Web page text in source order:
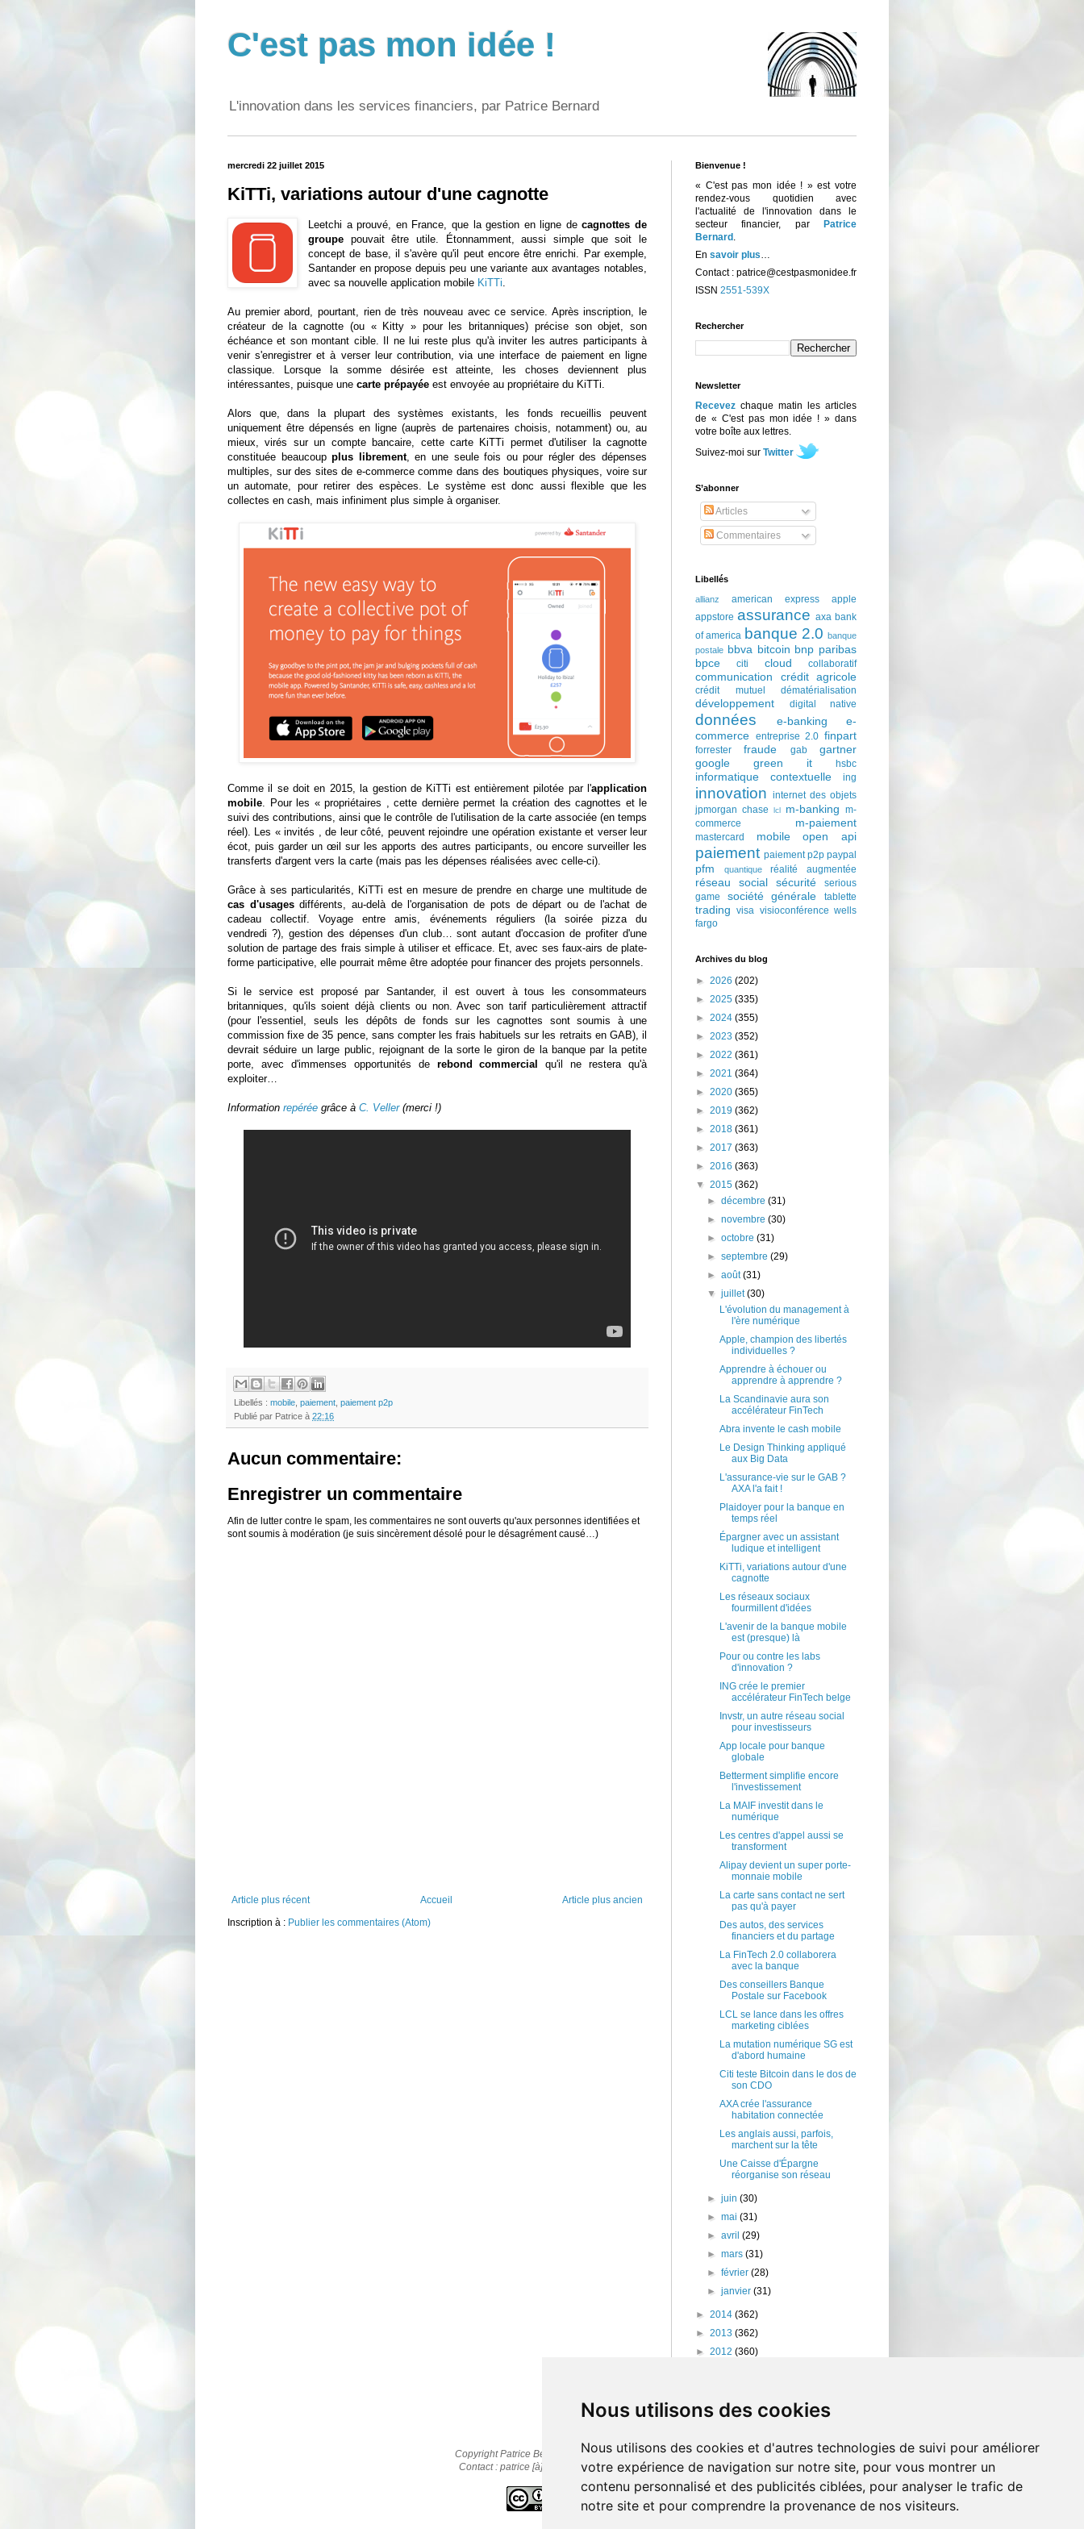
Nous utilisons des cookies
Nous utilisons des cookies et d'autres technologies de suivi pour améliorer
votre expérience de navigation sur notre site, pour vous montrer un
contenu personnalisé et des publicités ciblées, pour analyser le trafic de
notre site et pour comprendre la provenance de nos visiteurs.
C'est pas mon idée !
L'innovation dans les services financiers, par Patrice Bernard
mercredi 22 juillet 2015
KiTTi, variations autour d'une cagnotte
Leetchi a prouvé, en France, que la gestion en ligne decagnottes de
groupe pouvait être utile. Étonnamment, aussi simple que soit le
concept de base, il s'avère qu'il peut encore être enrichi. Par exemple,
Santander en propose depuis peu une variante aux avantages notables,
avec sa nouvelle application mobile KiTTi.
Au premier abord, pourtant, rien de très nouveau avec ce service. Après inscription, le
créateur de la cagnotte (ou « Kitty » pour les britanniques) précise son objet, son
échéance et son montant cible. Il ne lui reste plus qu'à inviter les autres participants à
venir s'enregistrer et à verser leur contribution, via une interface de paiement en ligne
classique. Lorsque la somme désirée est atteinte, les choses deviennent plus
intéressantes, puisque une carte prépayée est envoyée au propriétaire du KiTTi.
Alors que, dans la plupart des systèmes existants, les fonds recueillis peuvent
uniquement être dépensés en ligne (auprès de partenaires choisis, notamment) ou, au
mieux, virés sur un compte bancaire, cette carte KiTTi permet d'utiliser la cagnotte
constituée beaucoupplus librement, en une seule fois ou pour régler des dépenses
multiples, sur des sites de e-commerce comme dans des boutiques physiques, voire sur
un automate, pour retirer des espèces. Le système est donc aussi flexible que les
collectes en cash, mais infiniment plus simple à organiser.
Comme il se doit en 2015, la gestion de KiTTi est entièrement pilotée par l'application
mobile. Pour les « propriétaires , cette dernière permet la création des cagnottes et le
suivi des contributions, ainsi que le contrôle de l'utilisation de la carte associée (en temps
réel). Les « invités , de leur côté, peuvent rejoindre une opération existante et verser leur
écot, puis garder un œil sur les apports des autres participants, ou encore surveiller les
transferts d'argent vers la carte (mais pas les dépenses réalisées avec celle-ci).
Grâce à ses particularités, KiTTi est en mesure de prendre en charge une multitude de
cas d'usagesdifférents, au-delà de l'organisation de pots de départ ou de l'achat de
cadeau collectif. Voyage entre amis, événements réguliers (la soirée pizza du
vendredi ?), gestion des dépenses d'un club… sont autant d'occasion de profiter d'une
solution de partage des frais simple à utiliser et efficace. Et, avec ses faux-airs de plate-
forme participative, elle pourrait même être adoptée pour financer des projets personnels.
Si le service est proposé par Santander, il est ouvert à tous les consommateurs
britanniques, qu'ils soient déjà clients ou non. Avec son tarif particulièrement attractif
(pour l'essentiel, seuls les dépôts de fonds sur les cagnottes sont soumis à une
commission fixe de 35 pence, sans compter les frais habituels sur les retraits en GAB), il
devrait séduire un large public, rejoignant de la sorte le giron de la banque par la petite
porte, avec d'immenses opportunités de rebond commercial
qu'il ne restera qu'à
exploiter…
Information repérée grâce à C. Veller(merci !)
Libellés : mobile, paiement, paiement p2p
Publié par Patrice à 22:16
Aucun commentaire:
Enregistrer un commentaire
Afin de lutter contre le spam, les commentaires ne sont ouverts qu'aux personnes identifiées et
sont soumis à modération (je suis sincèrement désolé pour le désagrément causé…)
Article plus récent Article plus ancien
Accueil
Inscription à : Publier les commentaires (Atom)
Bienvenue !
« C'est pas mon idée ! » est votre
rendez-vous quotidien avec
l'actualité de l'innovation dans le
secteur financier, par
Patrice
Bernard .
En savoir plus…
Contact : patrice@cestpasmonidee.fr
ISSN 2551-539X
Rechercher
Newsletter
Recevez chaque matin les articles
de « C'est pas mon idée ! » dans
votre boîte aux lettres.
Suivez-moi sur Twitter
S’abonner
Articles
Commentaires
Libellés
allianz american express
apple
appstore assurance axa bank
of america banque 2.0 banque
postale bbva bitcoin bnp paribas
bpce
citi cloud collaboratif
communication crédit agricole
crédit mutuel dématérialisation
développement digital native
données e-banking
e-
commerce entreprise 2.0 finpart
forrester fraude gab
gartner
google
green it hsbc
informatique contextuelle ing
innovation internet des objets
jpmorgan chase
lcl m-banking m-
commerce
m-paiement
mastercard mobile open api
paiement paiement p2p paypal
pfm quantique réalité augmentée
réseau social sécurité
serious
game
société générale tablette
trading visa visioconférence wells
fargo
Archives du blog
► 2026 (202)
► 2025 (335)
► 2024 (355)
► 2023 (352)
► 2022 (361)
► 2021 (364)
► 2020 (365)
► 2019 (362)
► 2018 (361)
► 2017 (363)
► 2016 (363)
▼ 2015 (362)
►décembre(31)
►novembre(30)
►octobre(31)
►septembre(29)
►août(31)
▼juillet(30)
L'évolution du management à
l'ère numérique
Apple, champion des libertés
individuelles ?
Apprendre à échouer ou
apprendre à apprendre ?
La Scandinavie aura son
accélérateur FinTech
Abra invente le cash mobile
Le Design Thinking appliqué
aux Big Data
L'assurance-vie sur le GAB ?
AXA l'a fait !
Plaidoyer pour la banque en
temps réel
Épargner avec un assistant
ludique et intelligent
KiTTi, variations autour d'une
cagnotte
Les réseaux sociaux
fourmillent d'idées
L'avenir de la banque mobile
est (presque) là
Pour ou contre les labs
d'innovation ?
ING crée le premier
accélérateur FinTech belge
Invstr, un autre réseau social
pour investisseurs
App locale pour banque
globale
Betterment simplifie encore
l'investissement
La MAIF investit dans le
numérique
Les centres d'appel aussi se
transforment
Alipay devient un super porte-
monnaie mobile
La carte sans contact ne sert
pas qu'à payer
Des autos, des services
financiers et du partage
La FinTech 2.0 collaborera
avec la banque
Des conseillers Banque
Postale sur Facebook
LCL se lance dans les offres
marketing ciblées
La mutation numérique SG est
d'abord humaine
Citi teste Bitcoin dans le dos de
son CDO
AXA crée l'assurance
habitation connectée
Les anglais aussi, parfois,
marchent sur la tête
Une Caisse d'Épargne
réorganise son réseau
►juin(30)
►mai(31)
►avril(29)
►mars(31)
►février(28)
►janvier(31)
► 2014 (362)
► 2013 (362)
► 2012 (360)
Copyright Patrice Bernard © 2010-2025
Contact : patrice [à] cestpasmonidee.fr